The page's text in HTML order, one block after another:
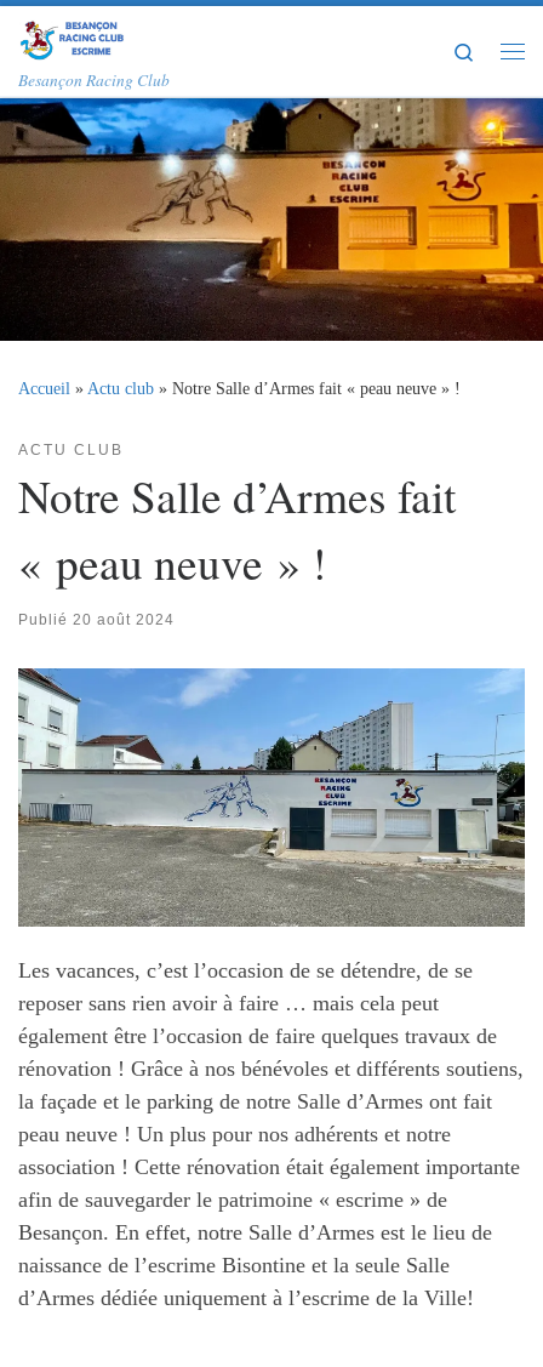
Passer au contenu
Besançon Racing Club
Search
Accueil »Actu club » Notre Salle d’Armes fait « peau neuve » !
ACTU CLUB
Notre Salle d’Armes fait
« peau neuve » !
Publié 20 août 2024
Les vacances, c’est l’occasion de se détendre, de se
reposer sans rien avoir à faire … mais cela peut
également être l’occasion de faire quelques travaux de
rénovation ! Grâce à nos bénévoles et différents soutiens,
la façade et le parking de notre Salle d’Armes ont fait
peau neuve ! Un plus pour nos adhérents et notre
association ! Cette rénovation était également importante
afin de sauvegarder le patrimoine « escrime » de
Besançon. En effet, notre Salle d’Armes est le lieu de
naissance de l’escrime Bisontine et la seule Salle
d’Armes dédiée uniquement à l’escrime de la Ville!